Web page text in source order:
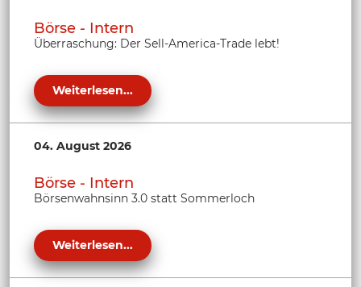
Börse - Intern
Überraschung: Der Sell-America-Trade lebt!
Weiterlesen...
04. August 2026
Börse - Intern
Börsenwahnsinn 3.0 statt Sommerloch
Weiterlesen...